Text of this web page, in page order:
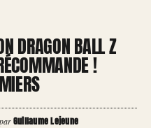
DRAGON BALL Z
!
Guillaume Lejeune